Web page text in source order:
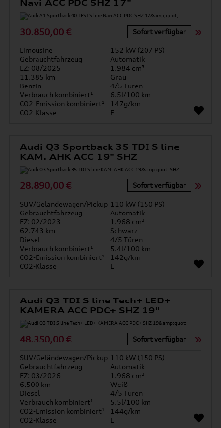
Navi ACC PDC SHZ 17"
30.850,00 € Sofort verfügbar
Limousine
152 kW (207 PS)
Gebrauchtfahrzeug
Automatik
EZ: 08/2025
1.984 cm³
11.385 km
Grau
Benzin
4/5 Türen
Verbrauch kombiniert¹
6.5l/100 km
CO2-Emission kombiniert¹
147g/km
CO2-Klasse
E
Audi Q3 Sportback 35 TDI S line
KAM. AHK ACC 19" SHZ
28.890,00 € Sofort verfügbar
SUV/Geländewagen/Pickup 110 kW (150 PS)
Gebrauchtfahrzeug
Automatik
EZ: 02/2023
1.968 cm³
62.743 km
Schwarz
Diesel
4/5 Türen
Verbrauch kombiniert¹
5.4l/100 km
CO2-Emission kombiniert¹
142g/km
CO2-Klasse
E
Audi Q3 TDI S line Tech+ LED+
KAMERA ACC PDC+ SHZ 19"
48.350,00 € Sofort verfügbar
SUV/Geländewagen/Pickup 110 kW (150 PS)
Gebrauchtfahrzeug
Automatik
EZ: 03/2026
1.968 cm³
6.500 km
Weiß
Diesel
4/5 Türen
Verbrauch kombiniert¹
5.5l/100 km
CO2-Emission kombiniert¹
144g/km
CO2-Klasse
E